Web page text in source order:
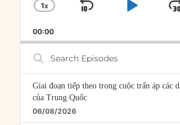
CHANGE
RATE
1X
SKIP
PLAY
00:00
Search
Episodes
Giai đoạn tiếp theo trong cuộc trấn áp các
của Trung Quốc
06/08/2026